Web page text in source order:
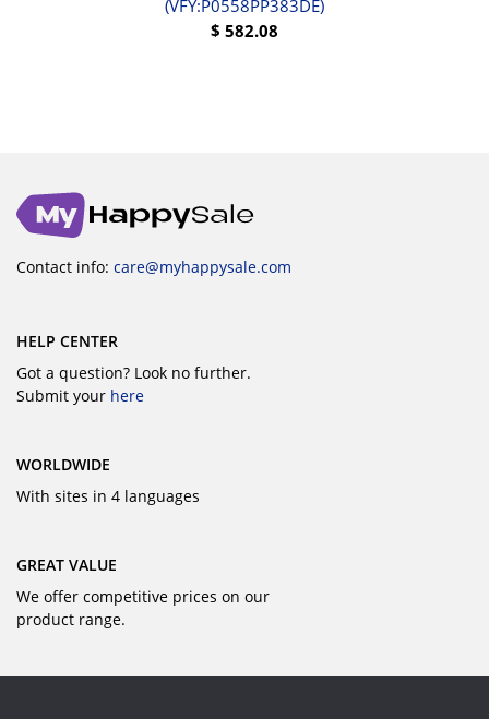
(VFY:P0558PP383DE)
$ 582.08
Contact info: care@myhappysale.com
HELP CENTER
Got a question? Look no further.
Submit your here
WORLDWIDE
With sites in 4 languages
GREAT VALUE
We offer competitive prices on our
product range.